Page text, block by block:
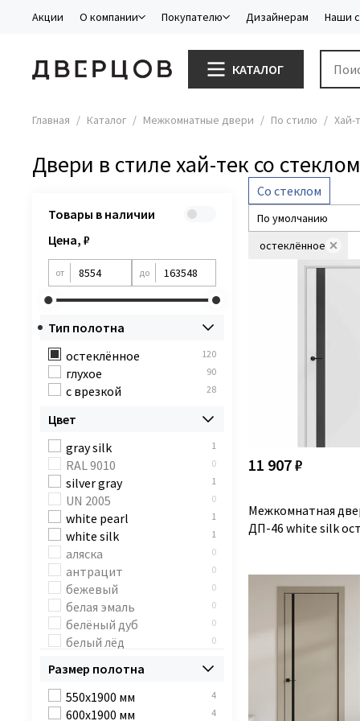
Акции О компании Покупателю Дизайнерам Наши
КАТАЛОГ
Главная Каталог Межкомнатные двери По стилю Хай-
Двери в стиле хай-тек со стеклом
Со стеклом
остеклённое
11 907 ₽
Межкомнатная
ДП-46 white silk
Товары в наличии
Цена, ₽
от до
Тип полотна
остеклённое
120
глухое 90
с врезкой 28
Цвет
gray silk
1
RAL 9010 0
silver gray 1
UN 2005 0
white pearl 1
white silk 1
аляска 0
антрацит 0
бежевый 0
белая эмаль 0
белёный дуб 0
белый лёд 0
RAL9003
белый снежный 0
белый ясень 2
Размер полотна
550x1900 мм
4
600x1900 мм 4